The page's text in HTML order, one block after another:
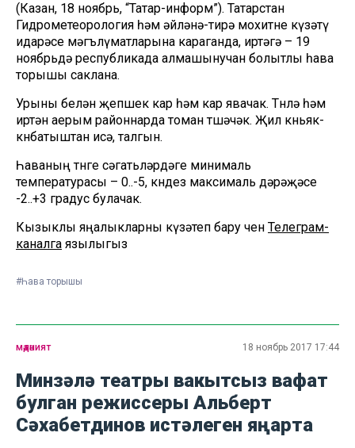
(Казан, 18 ноябрь, “Татар-информ”). Татарстан
Гидрометеорология һәм әйләнә-тирә мохитне күзәтү
идарәсе мәгълүматларына караганда, иртәгә – 19
ноябрьдә республикада алмашынучан болытлы һава
торышы саклана.
Урыны белән җепшек кар һәм кар явачак. Төнлә һәм
иртән аерым районнарда томан төшәчәк. Җил көньяк-
көнбатыштан исә, талгын.
Һаваның төнге сәгатьләрдәге минималь
температурасы – 0..-5, көндез максималь дәрәҗәсе
-2..+3 градус булачак.
Кызыклы яңалыкларны күзәтеп бару өчен Телеграм-
каналга язылыгыз
#Һава торышы
мәдәният 18 ноябрь 2017 17:44
Минзәлә театры вакытсыз вафат
булган режиссеры Альберт
Сәхабетдинов истәлеген яңарта